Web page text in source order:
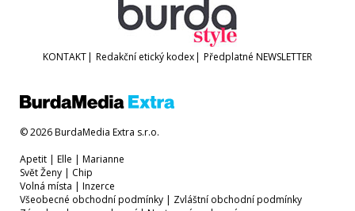
KONTAKT Redakční etický kodex Předplatné NEWSLETTER
© 2026 BurdaMedia Extra s.r.o.
Apetit
Elle
Marianne
Svět Ženy
Chip
Volná místa
Inzerce
Všeobecné obchodní podmínky
Zvláštní obchodní podmínky